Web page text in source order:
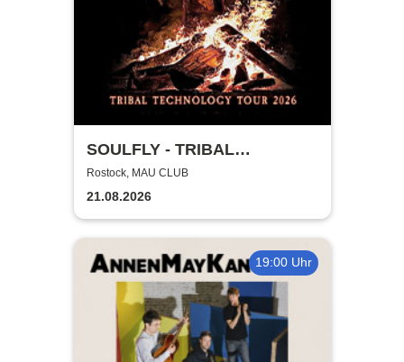
SOULFLY - TRIBAL
TECHNOLOGY TOUR 2026
Rostock, MAU CLUB
21.08.2026
19:00 Uhr